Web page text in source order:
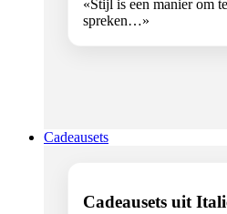
«Stijl is een manier om
spreken…»
Cadeausets
Cadeausets uit